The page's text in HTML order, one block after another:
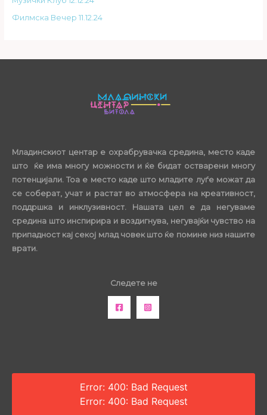
Филмска Вечер 11.12.24
Младинскиот центар е охрабрувачка средина, место каде
што ќе има многу можности и ќе бидат остварени многу
потенцијали. Тоа е место каде што младите луѓе можат да
се соберат, учат и растат во атмосфера на креативност,
поддршка и инклузивност. Нашата цел е да негуваме
средина што инспирира и воздигнува, негувајќи чувство на
припадност кај секој млад човек што ќе помине низ нашите
врати.
Следете не
Error: 400: Bad Request
Error: 400: Bad Request